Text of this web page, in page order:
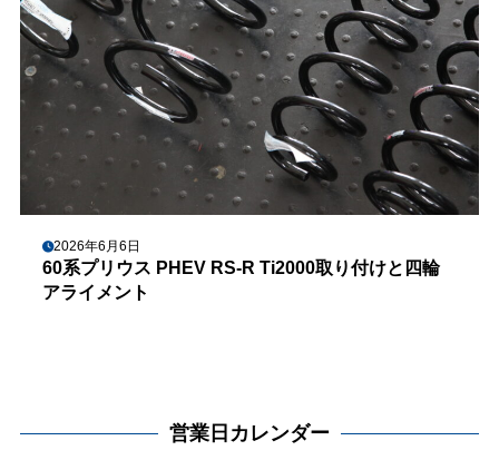
2026年6月6日
60系プリウス PHEV RS-R Ti2000取り付けと四輪
アライメント
営業日カレンダー